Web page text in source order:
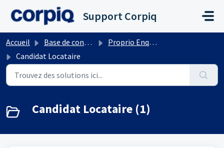
Passer au contenu principal
Support Corpiq
Accueil Base de connaissances
Proprio Enquête
Candidat Locataire
Candidat Locataire (1)